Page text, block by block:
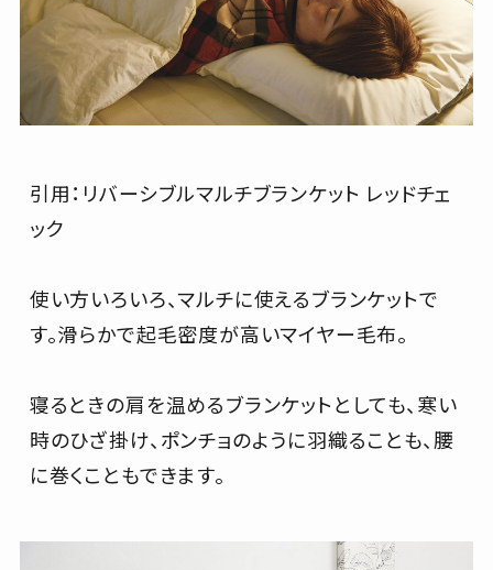
引用：リバーシブルマルチブランケット レッドチェ
ック
使い方いろいろ、マルチに使えるブランケットで
す。滑らかで起毛密度が高いマイヤー毛布。
寝るときの肩を温めるブランケットとしても、寒い
時のひざ掛け、ポンチョのように羽織ることも、腰
に巻くこともできます。